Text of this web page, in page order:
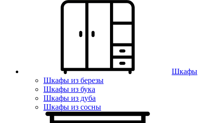
Шкафы
Шкафы из березы
Шкафы из бука
Шкафы из дуба
Шкафы из сосны